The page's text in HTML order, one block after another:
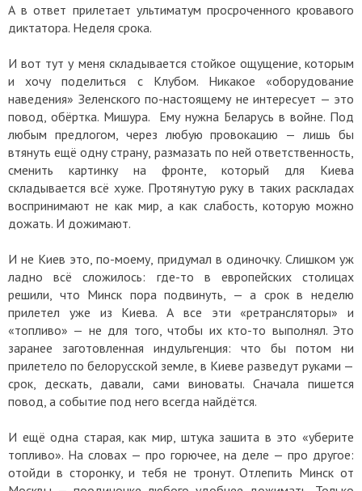
А в ответ прилетает ультиматум просроченного кровавого
диктатора. Неделя срока.
И вот тут у меня складывается стойкое ощущение, которым
и хочу поделиться с Клубом. Никакое «оборудование
наведения» Зеленского по-настоящему не интересует — это
повод, обёртка. Мишура. Ему нужна Беларусь в войне. Под
любым предлогом, через любую провокацию — лишь бы
втянуть ещё одну страну, размазать по ней ответственность,
сменить картинку на фронте, который для Киева
складывается всё хуже. Протянутую руку в таких раскладах
воспринимают не как мир, а как слабость, которую можно
дожать. И дожимают.
И не Киев это, по-моему, придумал в одиночку. Слишком уж
ладно всё сложилось: где-то в европейских столицах
решили, что Минск пора подвинуть, — а срок в неделю
прилетел уже из Киева. А все эти «ретрансляторы» и
«топливо» — не для того, чтобы их кто-то выполнял. Это
заранее заготовленная индульгенция: что бы потом ни
прилетело по белорусской земле, в Киеве разведут руками —
срок, дескать, давали, сами виноваты. Сначала пишется
повод, а событие под него всегда найдётся.
И ещё одна старая, как мир, штука зашита в это «уберите
топливо». На словах — про горючее, на деле — про другое:
отойди в сторонку, и тебя не тронут. Отлепить Минск от